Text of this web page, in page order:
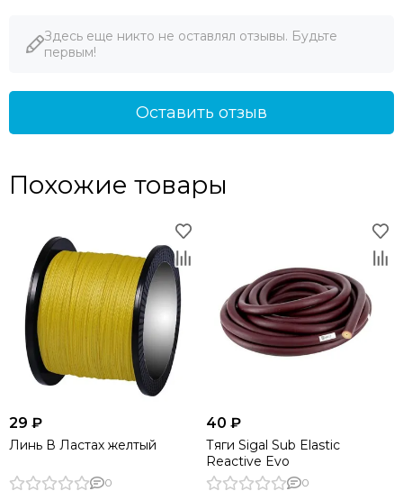
Здесь еще никто не оставлял отзывы. Будьте
первым!
Оставить отзыв
Похожие товары
29 ₽
Линь В Ластах желтый
0
40 ₽
Тяги Sigal Sub Elastic
Reactive Evo
0